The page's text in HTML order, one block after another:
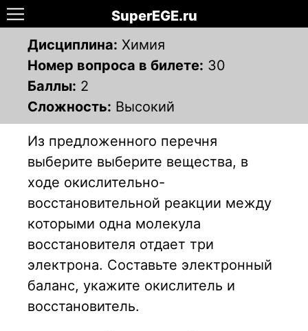
SuperEGE.ru
Дисциплина: Химия
Номер вопроса в билете: 30
Баллы: 2
Сложность: Высокий
Из предложенного перечня
выберите выберите вещества, в
ходе окислительно-
восстановительной реакции между
которыми одна молекула
восстановителя отдает три
электрона. Составьте электронный
баланс, укажите окислитель и
восстановитель.